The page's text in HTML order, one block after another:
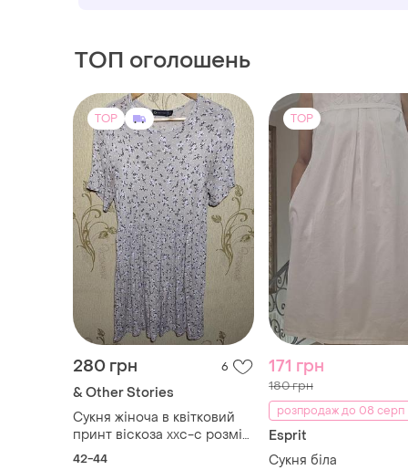
ТОП оголошень
TOP
280 грн 6
& Other Stories
Сукня жіноча в квітковий
принт віскоза ххс-с розмір
або підлітковий вік
42-44
TOP
171 грн
180 грн
розпродаж до 08 серп
Esprit
Сукня біла